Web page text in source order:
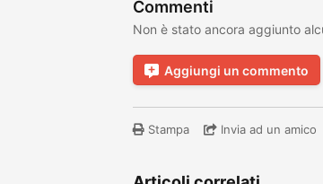
Commenti
Non è stato ancora aggiunto
Aggiungi un commento
Stampa Invia ad un amico